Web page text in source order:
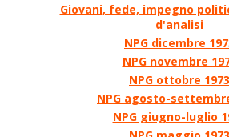
Giovani, fede, impegno
d'analisi
NPG dicembre
NPG novembre
NPG ottobre 1973
NPG agosto-
NPG giugno-luglio